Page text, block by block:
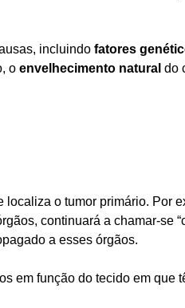
incluindo fatores
o envelhecimento natural do
o tumor primário. Por
continuará a chamar-se
a esses órgãos.
em função do tecido em que